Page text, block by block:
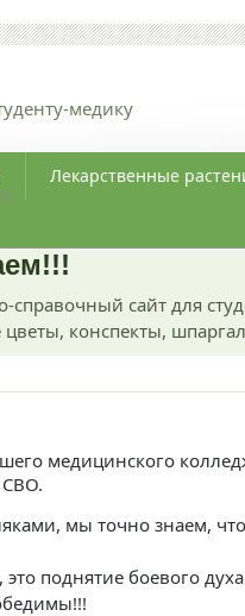
медику
Лекарственные
сайт для
конспекты,
медицинского
мы точно знаем,
это поднятие боевого